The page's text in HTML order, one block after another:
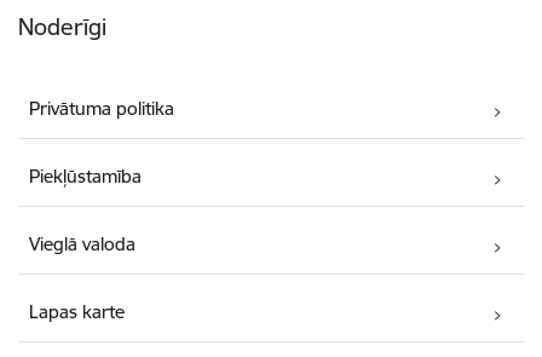
Noderīgi
Privātuma politika
Piekļūstamība
Vieglā valoda
Lapas karte